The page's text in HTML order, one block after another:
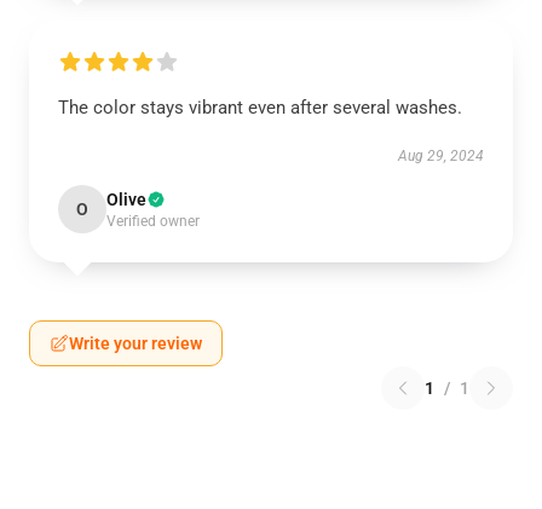
The color stays vibrant even after several washes.
Aug 29, 2024
O Olive
Verified owner
Write your review
1 / 1